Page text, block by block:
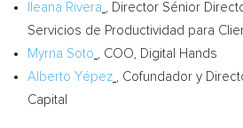
Ileana Rivera , Director Sénior
Servicios de Productividad para
Myrna Soto , COO, Digital Hands
Alberto Yépez , Cofundador y
Capital